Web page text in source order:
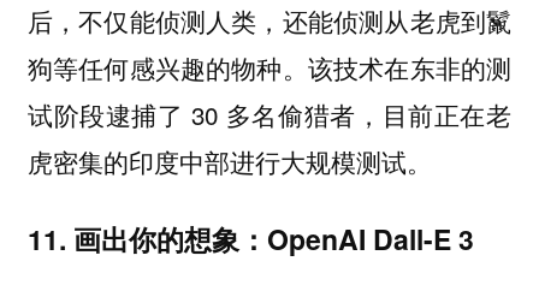
后，不仅能侦测人类，还能侦测从老虎到鬣
狗等任何感兴趣的物种。该技术在东非的测
试阶段逮捕了 30 多名偷猎者，目前正在老
虎密集的印度中部进行大规模测试。
11. 画出你的想象：OpenAI Dall-E 3